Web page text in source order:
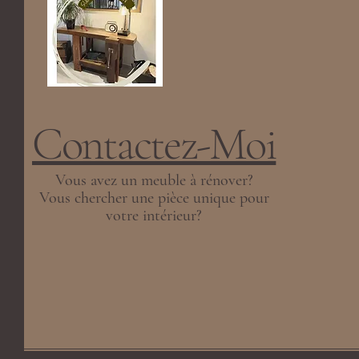
Contactez-Moi
Vous avez un meuble à rénover?
Vous chercher une pièce unique pour
votre intérieur?